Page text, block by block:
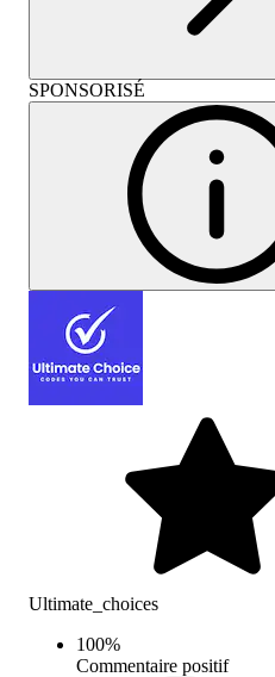
SPONSORISÉ
Ultimate_choices
100%
Commentaire positif